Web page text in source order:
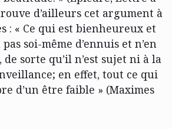
d’ailleurs cet argument à
: « Ce qui est bienheureux et
soi-même d’ennuis et n’en
sorte qu’il n’est sujet ni à la
en effet, tout ce qui
d’un être faible » (Maximes